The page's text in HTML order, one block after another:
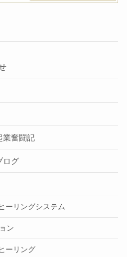
業奮闘記
ログ
ーリングシステム
ン
ーリング